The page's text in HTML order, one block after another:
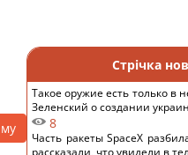
Стрічка
Такое оружие есть только в
Зеленский о создании
8
Часть ракеты SpaceX
рассказали, что увидели в